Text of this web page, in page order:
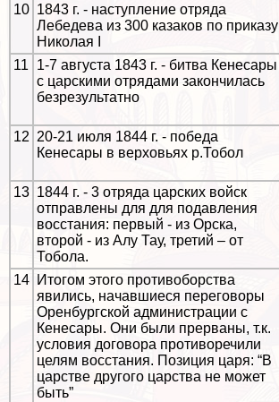
10 1843 г. - наступление отряда
Лебедева из 300 казаков по приказу
Николая I
11
1-7 августа 1843 г. - битва Кенесары
с царскими отрядами закончилась
безрезультатно
12 20-21 июля 1844 г. - победа
Кенесары в верховьях р.Тобол
13 1844 г. - 3 отряда царских войск
отправлены для для подавления
восстания: первый - из Орска,
второй - из Алу Тау, третий – от
Тобола.
14 Итогом этого противоборства
явились, начавшиеся переговоры
Оренбургской администрации с
Кенесары. Они были прерваны, т.к.
условия договора противоречили
целям восстания. Позиция царя: “В
царстве другого царства не может
быть”